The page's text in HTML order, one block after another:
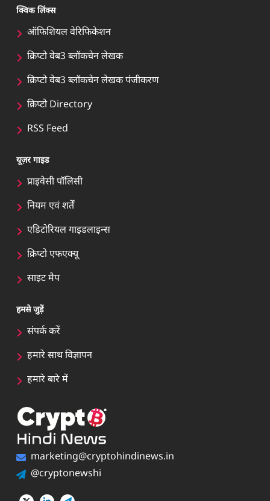
क्विक लिंक्स
ऑफिशियल वेरिफिकेशन
क्रिप्टो वेब3 ब्लॉकचेन लेखक
क्रिप्टो वेब3 ब्लॉकचेन लेखक पंजीकरण
क्रिप्टो Directory
RSS Feed
यूज़र गाइड
प्राइवेसी पॉलिसी
नियम एवं शर्तें
एडिटोरियल गाइडलाइन्स
क्रिप्टो एफएक्यू
साइट मैप
हमसे जुड़ें
संपर्क करें
हमारे साथ विज्ञापन
हमारे बारे में
marketing@cryptohindinews.in
@cryptonewshi